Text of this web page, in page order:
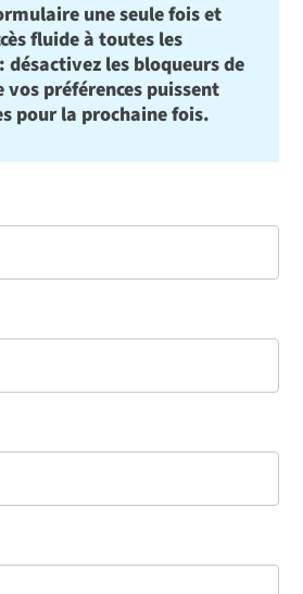
une seule fois et
fluide à toutes les
désactivez les bloqueurs de
vos préférences puissent
pour la prochaine fois.